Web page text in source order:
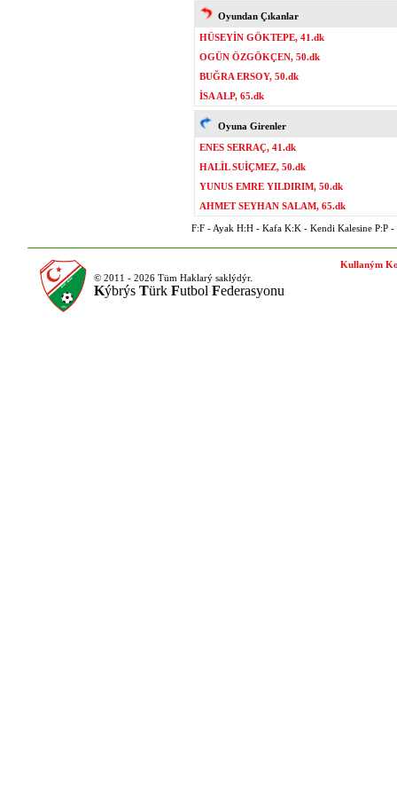
Oyundan Çıkanlar
HÜSEYİN GÖKTEPE, 41.dk
OGÜN ÖZGÖKÇEN, 50.dk
BUĞRA ERSOY, 50.dk
İSA ALP, 65.dk
Oyuna Girenler
ENES SERRAÇ, 41.dk
HALİL SUİÇMEZ, 50.dk
YUNUS EMRE YILDIRIM, 50.dk
AHMET SEYHAN SALAM, 65.dk
F:F - Ayak H:H - Kafa K:K - Kendi Kalesine P:P -
© 2011 - 2026 Tüm Haklarý saklýdýr.
Kýbrýs Türk Futbol Federasyonu
Kullaným